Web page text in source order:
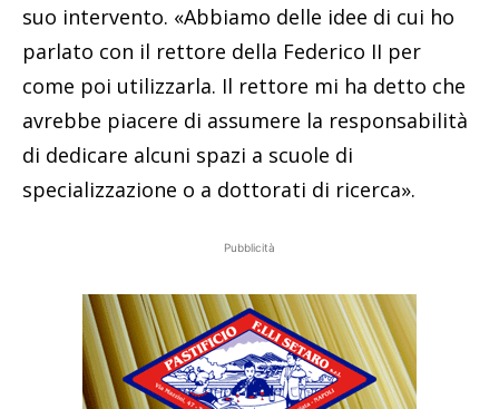
suo intervento. «Abbiamo delle idee di cui ho
parlato con il rettore della Federico II per
come poi utilizzarla. Il rettore mi ha detto che
avrebbe piacere di assumere la responsabilità
di dedicare alcuni spazi a scuole di
specializzazione o a dottorati di ricerca».
Pubblicità